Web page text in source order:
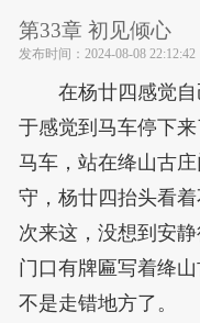
第33章 初见倾心
发布时间： 2024-08-08 22:12:42
在杨廿四感觉
于感觉到马车停下
马车，站在绛山古
守，杨廿四抬头看
次来这，没想到安
门口有牌匾写着绛
不是走错地方了。